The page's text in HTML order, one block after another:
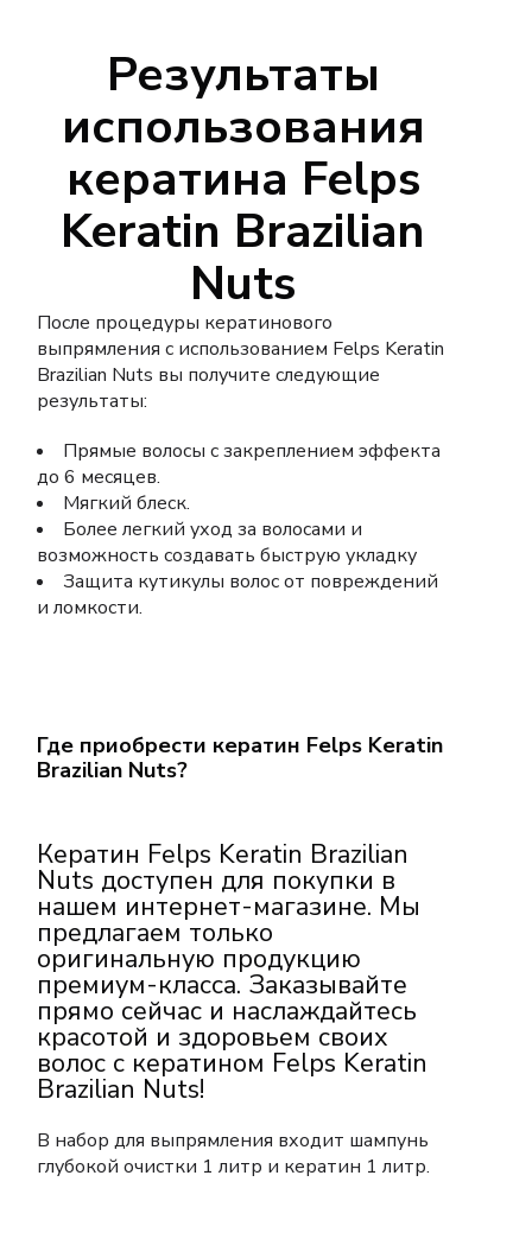
Результаты
использования
кератина Felps
Keratin Brazilian
Nuts
После процедуры кератинового
выпрямления с использованием Felps Keratin
Brazilian Nuts вы получите следующие
результаты:
Прямые волосы с закреплением эффекта
до 6 месяцев.
Мягкий блеск.
Более легкий уход за волосами и
возможность создавать быструю укладку
Защита кутикулы волос от повреждений
и ломкости.
Где приобрести кератин Felps Keratin
Brazilian Nuts?
Кератин Felps Keratin Brazilian
Nuts доступен для покупки в
нашем интернет-магазине. Мы
предлагаем только
оригинальную продукцию
премиум-класса. Заказывайте
прямо сейчас и наслаждайтесь
красотой и здоровьем своих
волос с кератином Felps Keratin
Brazilian Nuts!
В набор для выпрямления входит шампунь
глубокой очистки 1 литр и кератин 1 литр.